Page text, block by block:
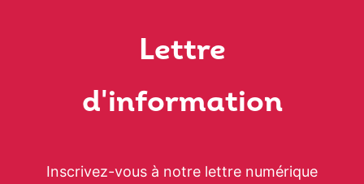
Lettre
d'information
Inscrivez-vous à notre lettre numérique